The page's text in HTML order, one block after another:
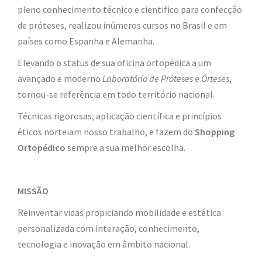
pleno conhecimento técnico e cientifico para confecção
de próteses, realizou inúmeros cursos no Brasil e em
países como Espanha e Alemanha.
Elevando o status de sua oficina ortopédica a um
avançado e moderno Laboratório de Próteses e Órteses,
tornou-se referência em todo território nacional.
Técnicas rigorosas, aplicação científica e princípios
éticos norteiam nosso trabalho, e fazem do Shopping
Ortopédico sempre a sua melhor escolha.
MISSÃO
Reinventar vidas propiciando mobilidade e estética
personalizada com interação, conhecimento,
tecnologia e inovação em âmbito nacional.